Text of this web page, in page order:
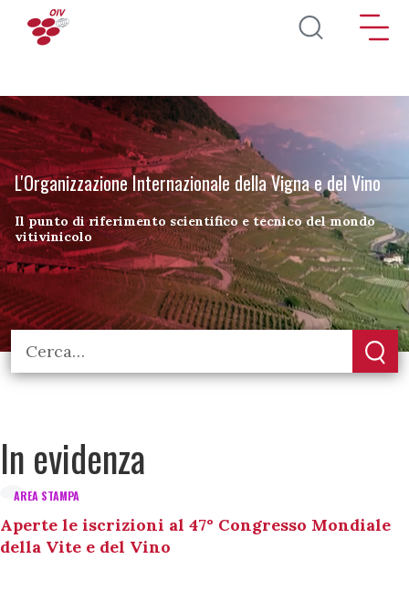
Salta al contenuto principale
L'Organizzazione Internazionale della Vigna e del Vino
Il punto di riferimento scientifico e tecnico del mondo
vitivinicolo
In evidenza
AREA STAMPA
Aperte le iscrizioni al 47° Congresso Mondiale
della Vite e del Vino